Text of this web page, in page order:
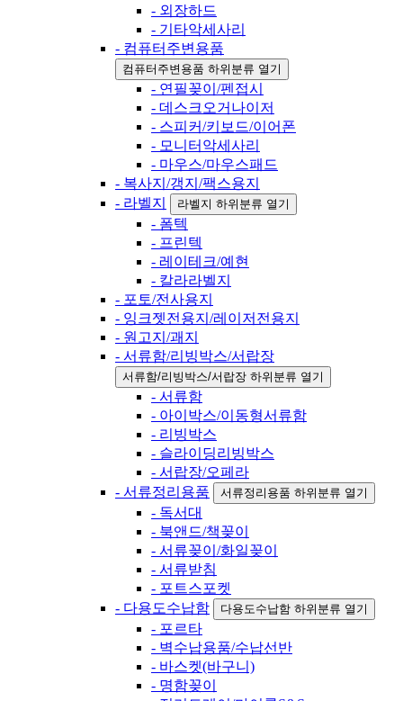
- 외장하드
- 기타악세사리
- 컴퓨터주변용품
컴퓨터주변용품 하위분류 열기
- 연필꽂이/펜접시
- 데스크오거나이저
- 스피커/키보드/이어폰
- 모니터악세사리
- 마우스/마우스패드
- 복사지/갱지/팩스용지
- 라벨지
라벨지 하위분류 열기
- 폼텍
- 프린텍
- 레이테크/예현
- 칼라라벨지
- 포토/전사용지
- 잉크젯전용지/레이저전용지
- 원고지/괘지
- 서류함/리빙박스/서랍장
서류함/리빙박스/서랍장 하위분류 열기
- 서류함
- 아이박스/이동형서류함
- 리빙박스
- 슬라이딩리빙박스
- 서랍장/오페라
- 서류정리용품
서류정리용품 하위분류 열기
- 독서대
- 북앤드/책꽂이
- 서류꽂이/화일꽂이
- 서류받침
- 포트스포켓
- 다용도수납함
다용도수납함 하위분류 열기
- 포르타
- 벽수납용품/수납선반
- 바스켓(바구니)
- 명함꽂이